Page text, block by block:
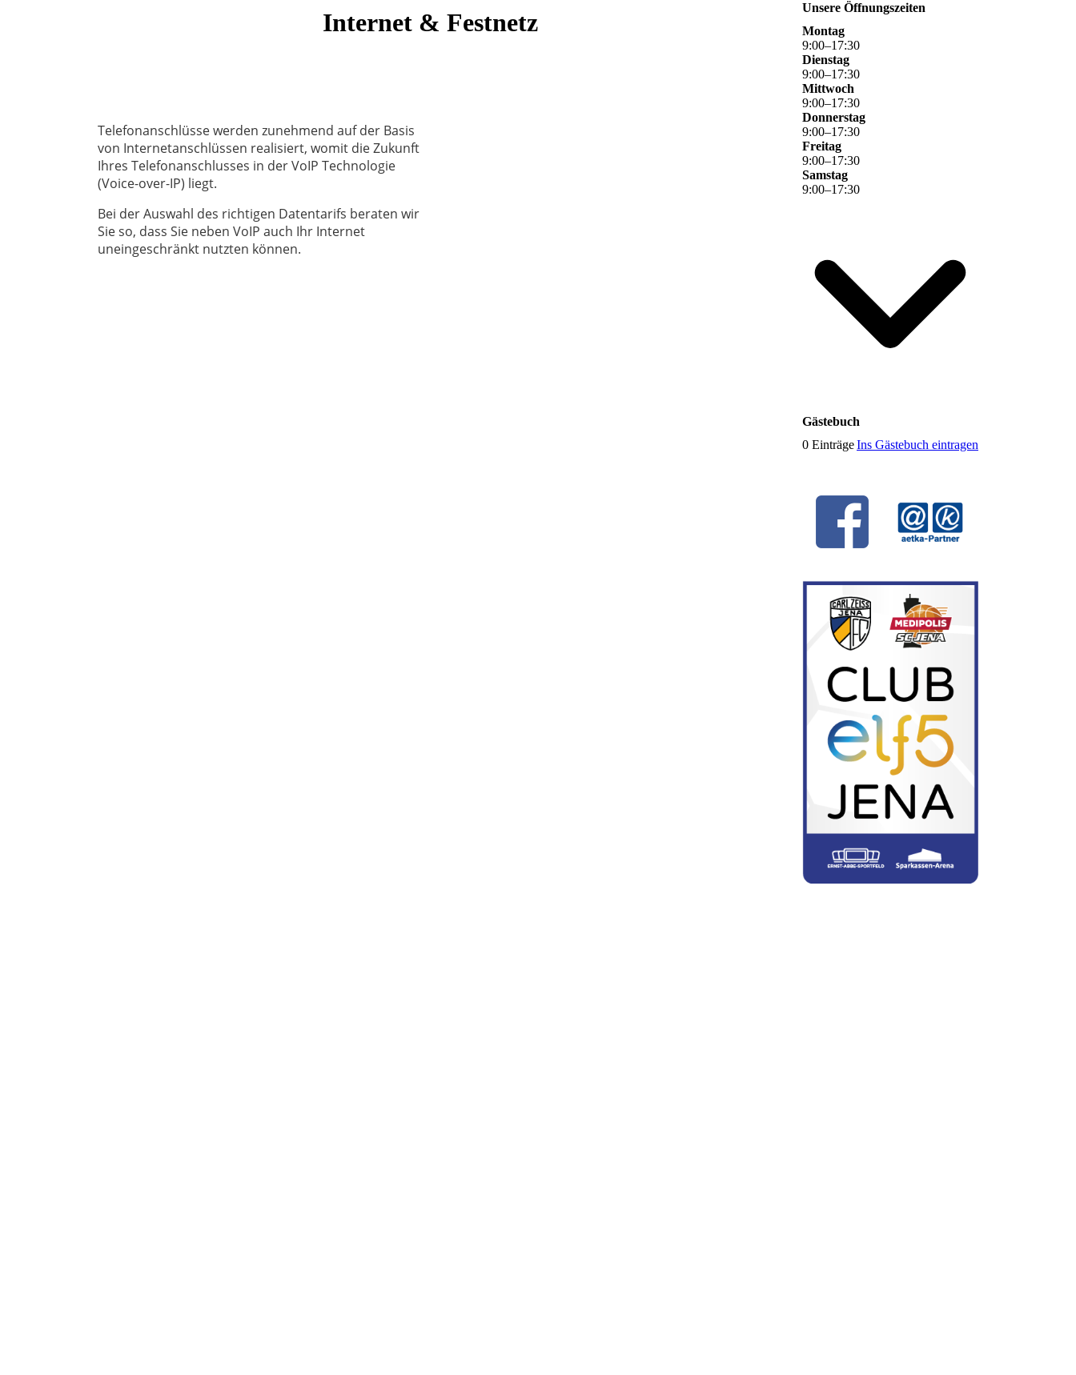
Internet & Festnetz
Telefonanschlüsse werden zunehmend auf der Basis
von Internetanschlüssen realisiert, womit die Zukunft
Ihres Telefonanschlusses in der VoIP Technologie
(Voice-over-IP) liegt.
Bei der Auswahl des richtigen Datentarifs beraten wir
Sie so, dass Sie neben VoIP auch Ihr Internet
uneingeschränkt nutzten können.
Unsere Öffnungszeiten
Montag
9:00–17:30
Dienstag
9:00–17:30
Mittwoch
9:00–17:30
Donnerstag
9:00–17:30
Freitag
9:00–17:30
Samstag
9:00–17:30
Gästebuch
0 EinträgeIns Gästebuch eintragen